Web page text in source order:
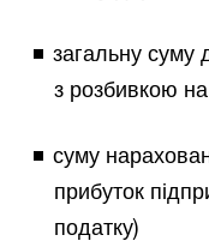
загальну суму
з розбивкою
суму
прибуток
податку)